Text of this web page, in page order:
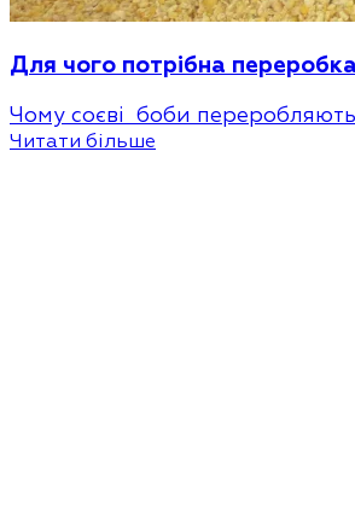
Для чого потрібна
Чому соєві боби
Читати більше